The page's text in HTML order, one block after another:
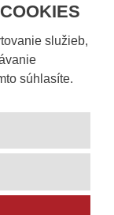
služieb,
súhlasíte.
|Mapa stránky |